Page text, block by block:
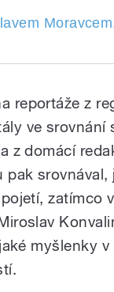
IV.
reportáže z
ve srovnání
z domácí
pak
zatímco
myšlenky